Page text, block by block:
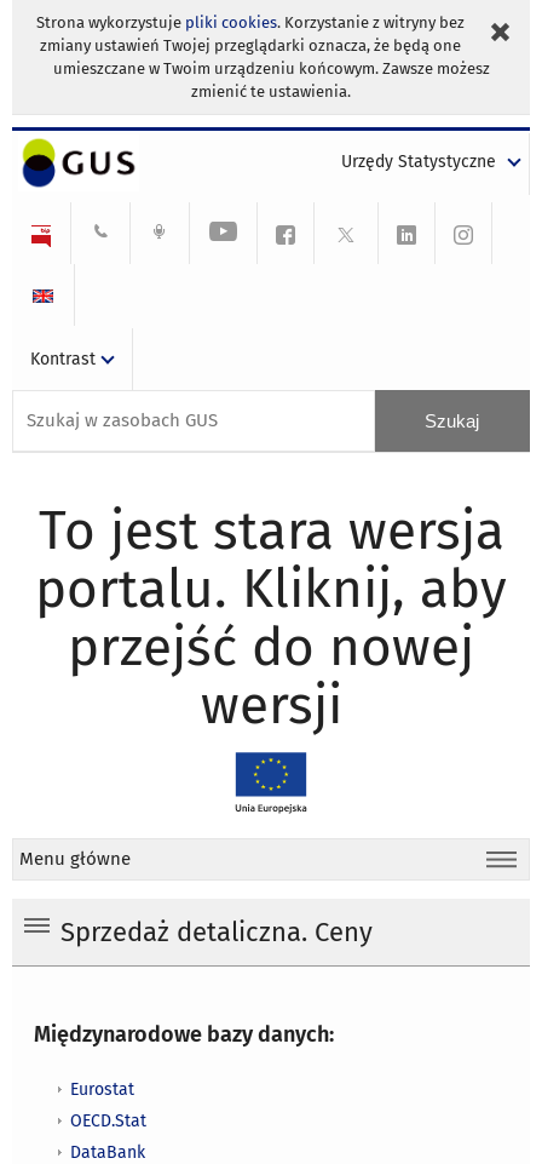
Strona wykorzystuje pliki cookies. Korzystanie z witryny bez
zmiany ustawień Twojej przeglądarki oznacza, że będą one
umieszczane w Twoim urządzeniu końcowym. Zawsze możesz
zmienić te ustawienia.
Urzędy Statystyczne
Kontrast
To jest stara wersja
portalu. Kliknij, aby
przejść do nowej
wersji
Menu główne
Sprzedaż detaliczna. Ceny
Międzynarodowe bazy danych:
Eurostat
OECD.Stat
DataBank